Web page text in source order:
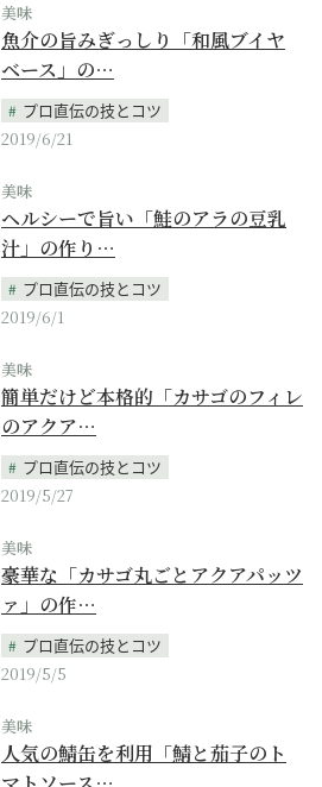
美味
魚介の旨みぎっしり「和風ブイヤ
ベース」の…
プロ直伝の技とコツ
2019/6/21
美味
ヘルシーで旨い「鮭のアラの豆乳
汁」の作り…
プロ直伝の技とコツ
2019/6/1
美味
簡単だけど本格的「カサゴのフィレ
のアクア…
プロ直伝の技とコツ
2019/5/27
美味
豪華な「カサゴ丸ごとアクアパッツ
ァ」の作…
プロ直伝の技とコツ
2019/5/5
美味
人気の鯖缶を利用「鯖と茄子のト